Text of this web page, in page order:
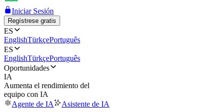
Iniciar Sesión
Regístrese gratis
ES
EnglishTürkçePortuguês
ES
EnglishTürkçePortuguês
Oportunidades
IA
Aumenta el rendimiento del
equipo con IA
Agente de IA
Asistente de IA